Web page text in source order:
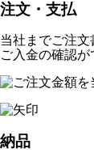
注文・支払
当社までご注文
ご入金の確認が
納品